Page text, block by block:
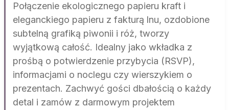
Połączenie ekologicznego papieru kraft i
eleganckiego papieru z fakturą lnu, ozdobione
subtelną grafiką piwonii i róż, tworzy
wyjątkową całość. Idealny jako wkładka z
prośbą o potwierdzenie przybycia (RSVP),
informacjami o noclegu czy wierszykiem o
prezentach. Zachwyć gości dbałością o każdy
detal i zamów z darmowym projektem